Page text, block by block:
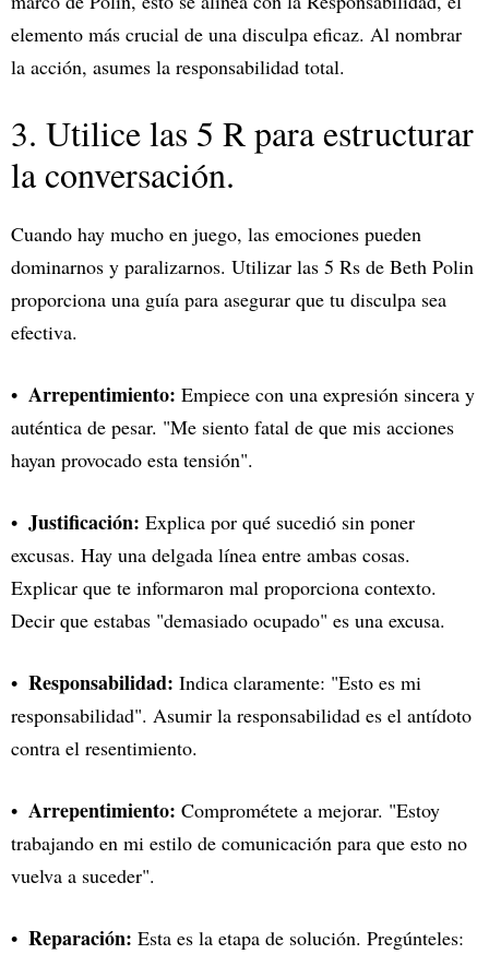
elemento más crucial de una disculpa eficaz. Al nombrar
la acción, asumes la responsabilidad total.
3. Utilice las 5 R para estructurar
la conversación.
Cuando hay mucho en juego, las emociones pueden
dominarnos y paralizarnos. Utilizar las 5 Rs de Beth Polin
proporciona una guía para asegurar que tu disculpa sea
efectiva.
Arrepentimiento: Empiece con una expresión sincera y
auténtica de pesar. "Me siento fatal de que mis acciones
hayan provocado esta tensión".
Justificación: Explica por qué sucedió sin poner
excusas. Hay una delgada línea entre ambas cosas.
Explicar que te informaron mal proporciona contexto.
Decir que estabas "demasiado ocupado" es una excusa.
Responsabilidad: Indica claramente: "Esto es mi
responsabilidad". Asumir la responsabilidad es el antídoto
contra el resentimiento.
Arrepentimiento: Comprométete a mejorar. "Estoy
trabajando en mi estilo de comunicación para que esto no
vuelva a suceder".
Reparación: Esta es la etapa de solución. Pregúnteles: